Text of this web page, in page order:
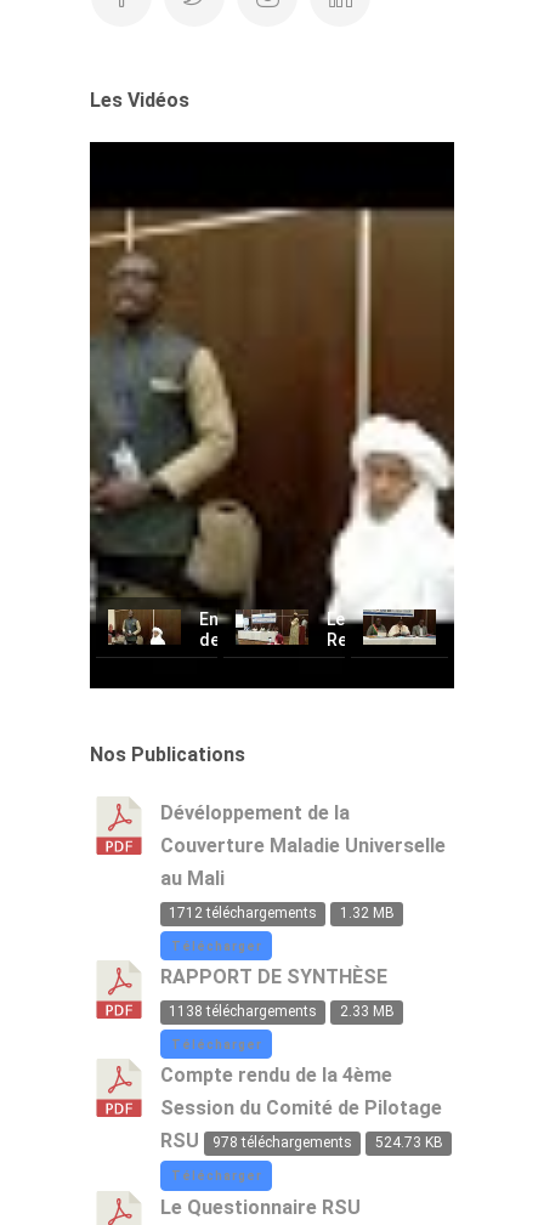
Les Vidéos
Engagements
de
certains
Finances
lors
l'atelier
de
partage
sur
le
RSU
Les
Recommandations
formulées
l'atelier
de
partage
réflexion
Nos Publications
Dévéloppement de la
Couverture Maladie Universelle
au Mali
1712 téléchargements 1.32 MB
Télécharger
RAPPORT DE SYNTHÈSE
1138 téléchargements 2.33 MB
Télécharger
Compte rendu de la 4ème
Session du Comité de Pilotage
RSU
978 téléchargements 524.73 KB
Télécharger
Le Questionnaire RSU